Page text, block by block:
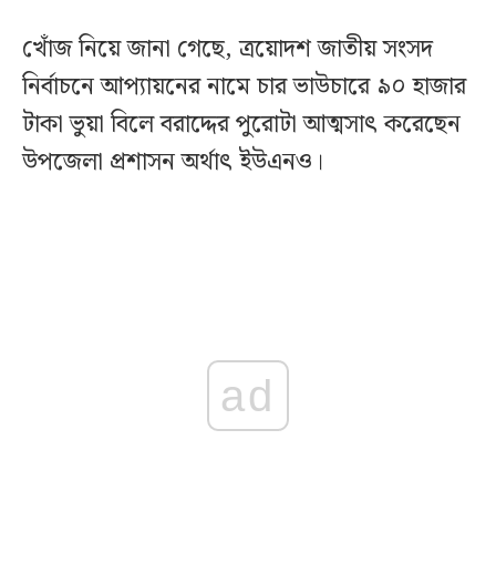
খোঁজ নিয়ে জানা গেছে, ত্রয়োদশ জাতীয় সংসদ
নির্বাচনে আপ্যায়নের নামে চার ভাউচারে ৯০ হাজার
টাকা ভুয়া বিলে বরাদ্দের পুরোটা আত্মসাৎ করেছেন
উপজেলা প্রশাসন অর্থাৎ ইউএনও।
ad